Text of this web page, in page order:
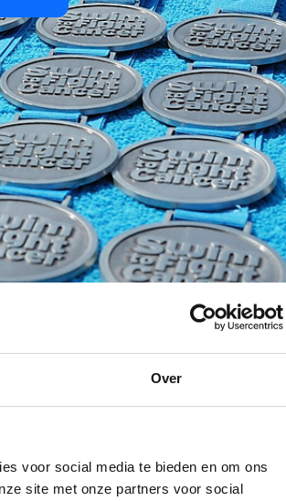
Over
voor social media te bieden en om ons
site met onze partners voor social